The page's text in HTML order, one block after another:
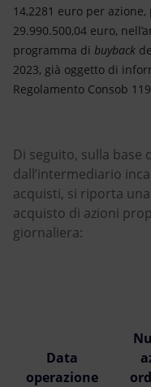
14,2281 euro per
29.990.500,04 euro,
programma di buyback
2023, già oggetto di
Regolamento Consob
Di seguito, sulla
dall’intermediario
acquisti, si riporta
acquisto di azioni
giornaliera:
Data
operazione